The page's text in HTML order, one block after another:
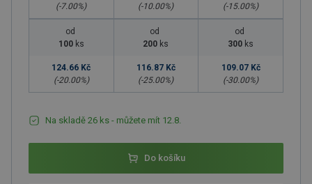
(-7.00%)
(-10.00%)
(-15.00%)
od
100 ks
124.66 Kč
(-20.00%)
od
200 ks
116.87 Kč
(-25.00%)
od
300 ks
109.07 Kč
(-30.00%)
Na skladě 26 ks - můžete mít 12.8.
Do košíku